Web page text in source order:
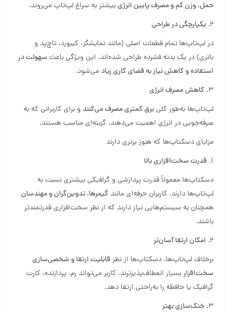
حمل، وزن کم و مصرف پایین انرژیبیشتر به سراغ لپ‌تاپ می‌روند.
2. یکپارچگی در طراحی
در لپ‌تاپ‌ها تمام قطعات اصلی (مانند نمایشگر، کیبورد، تاچ‌پد و
باتری) در یک بدنه فشرده طراحی شده‌اند. این ویژگی باعث سهولت در
استفاده و کاهش نیاز به فضای کاری زیاد می‌شود.
3. کاهش مصرف انرژی
لپ‌تاپ‌ها به‌طور کلیبرق کمتری مصرف می‌کنند و برای کاربرانی که به
صرفه‌جویی در انرژی اهمیت می‌دهند، گزینه‌ای مناسب هستند.
مزایای دسکتاپ‌ها که هنوز برتری دارند
1. قدرت سخت‌افزاری بالا
دسکتاپ‌ها معمولاً قدرت پردازشی و گرافیکی بیشتری نسبت به
لپ‌تاپ‌ها دارند. کاربران حرفه‌ای مانند گیمرها، تدوین‌گران و مهندسان
همچنان به سیستم‌هایی نیاز دارند که از نظر سخت‌افزاری قدرتمندتر
باشند.
2. امکان ارتقا آسان‌تر
برخلاف لپ‌تاپ‌ها، دسکتاپ‌ها از نظر قابلیت ارتقا و شخصی‌سازی
سخت‌افزاربسیار انعطاف‌پذیرترند. کاربر می‌تواند رم، پردازنده، کارت
گرافیک یا حافظه را به‌راحتی ارتقا دهد.
3. خنک‌سازی بهتر